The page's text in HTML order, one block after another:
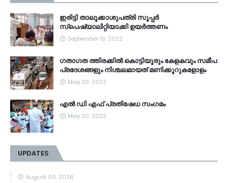
ഇരിട്ടി താലൂക്കാശുപത്രി സൂപ്പർ
സ്‌പെഷ്യാലിറ്റിയാക്കി ഉയർത്തണം
September 19, 2022
ഗതാഗത ത്തിരക്കിൽ കൊട്ടിയൂരും കേളകവും സമീപ
പ്രദേശങ്ങളും നിശ്ചലമായത് മണിക്കൂറുകളോളം
May 30, 2022
എൽ ഡി എഫ് പ്രതിഷേധ സംഗമം
May 30, 2022
UPDATES
August 09, 2026